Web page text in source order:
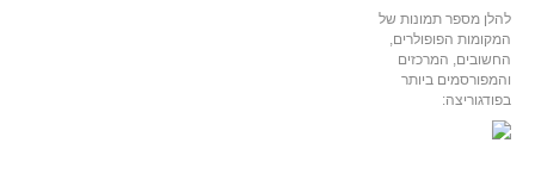
להלן מספר תמונות של
המקומות הפופולרים,
החשובים, המרכזים
והמפורסמים ביותר
בפודגוריצה: